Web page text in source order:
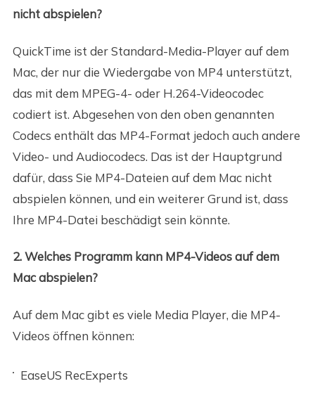
nicht abspielen?
QuickTime ist der Standard-Media-Player auf dem
Mac, der nur die Wiedergabe von MP4 unterstützt,
das mit dem MPEG-4- oder H.264-Videocodec
codiert ist. Abgesehen von den oben genannten
Codecs enthält das MP4-Format jedoch auch andere
Video- und Audiocodecs. Das ist der Hauptgrund
dafür, dass Sie MP4-Dateien auf dem Mac nicht
abspielen können, und ein weiterer Grund ist, dass
Ihre MP4-Datei beschädigt sein könnte.
2. Welches Programm kann MP4-Videos auf dem
Mac abspielen?
Auf dem Mac gibt es viele Media Player, die MP4-
Videos öffnen können:
EaseUS RecExperts